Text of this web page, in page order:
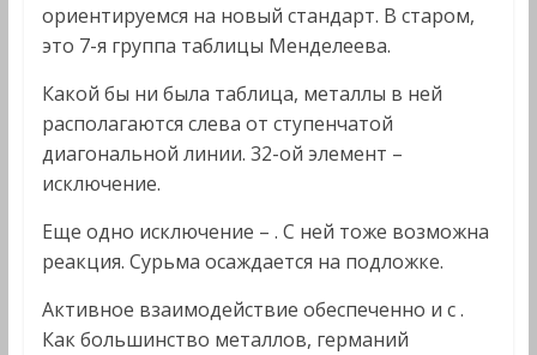
ориентируемся на новый стандарт. В старом,
это 7-я группа таблицы Менделеева.
Какой бы ни была таблица, металлы в ней
располагаются слева от ступенчатой
диагональной линии. 32-ой элемент –
исключение.
Еще одно исключение – . С ней тоже возможна
реакция. Сурьма осаждается на подложке.
Активное взаимодействие обеспеченно и с .
Как большинство металлов, германий